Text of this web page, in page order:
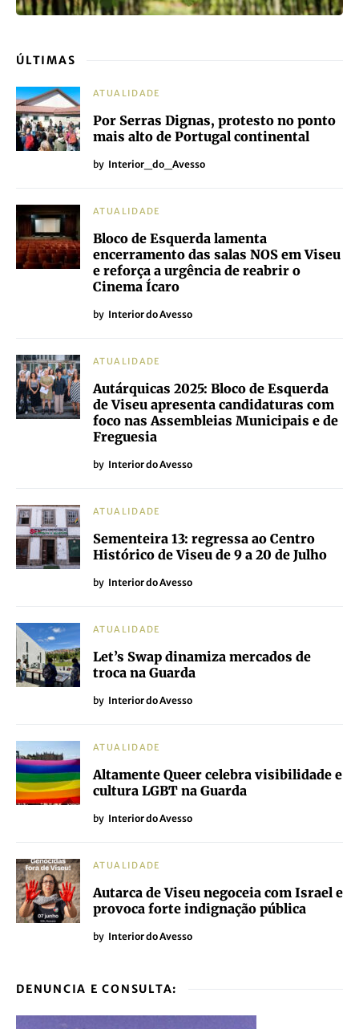
ÚLTIMAS
ATUALIDADE
Por Serras Dignas, protesto no ponto
mais alto de Portugal continental
by Interior_do_Avesso
ATUALIDADE
Bloco de Esquerda lamenta
encerramento das salas NOS em Viseu
e reforça a urgência de reabrir o
Cinema Ícaro
by Interior do Avesso
ATUALIDADE
Autárquicas 2025: Bloco de Esquerda
de Viseu apresenta candidaturas com
foco nas Assembleias Municipais e de
Freguesia
by Interior do Avesso
ATUALIDADE
Sementeira 13: regressa ao Centro
Histórico de Viseu de 9 a 20 de Julho
by Interior do Avesso
ATUALIDADE
Let’s Swap dinamiza mercados de
troca na Guarda
by Interior do Avesso
ATUALIDADE
Altamente Queer celebra visibilidade e
cultura LGBT na Guarda
by Interior do Avesso
ATUALIDADE
Autarca de Viseu negoceia com Israel e
provoca forte indignação pública
by Interior do Avesso
DENUNCIA E CONSULTA: